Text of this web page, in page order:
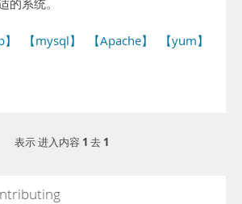
的系统。
【mysql】 【Apache】 【yum】
表示 进入内容 1 去 1